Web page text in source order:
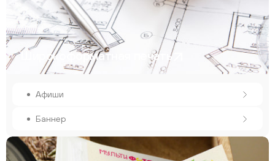
Широкоформатная печать
Афиши
Баннер